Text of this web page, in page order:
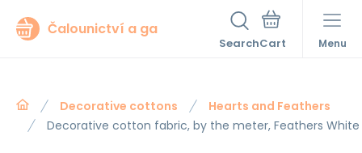
Čalounictví a ga
Search Menu
Decorative cottons
Hearts and Feathers
Decorative cotton fabric, by the meter, Feathers White